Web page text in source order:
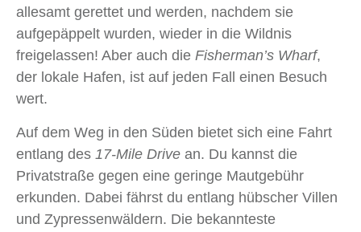
allesamt gerettet und werden, nachdem sie
aufgepäppelt wurden, wieder in die Wildnis
freigelassen! Aber auch die Fisherman’s Wharf,
der lokale Hafen, ist auf jeden Fall einen Besuch
wert.
Auf dem Weg in den Süden bietet sich eine Fahrt
entlang des 17-Mile Drive an. Du kannst die
Privatstraße gegen eine geringe Mautgebühr
erkunden. Dabei fährst du entlang hübscher Villen
und Zypressenwäldern. Die bekannteste